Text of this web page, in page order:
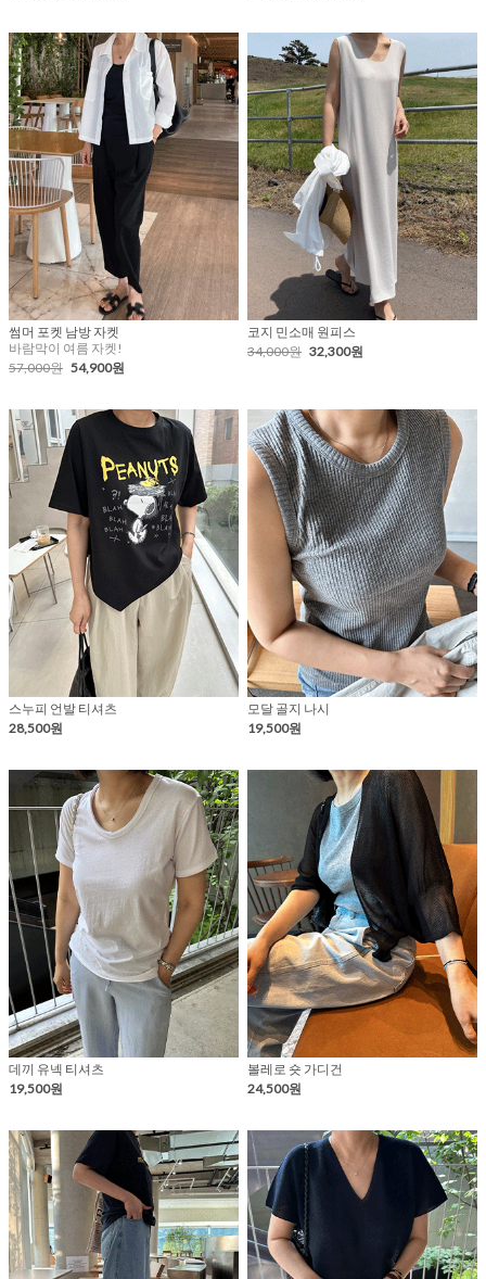
썸머 포켓 남방 자켓
바람막이 여름 자켓!
57,000원 54,900원
코지 민소매 원피스
34,000원 32,300원
스누피 언발 티셔츠
28,500원
모달 골지 나시
19,500원
데끼 유넥 티셔츠
19,500원
볼레로 숏 가디건
24,500원